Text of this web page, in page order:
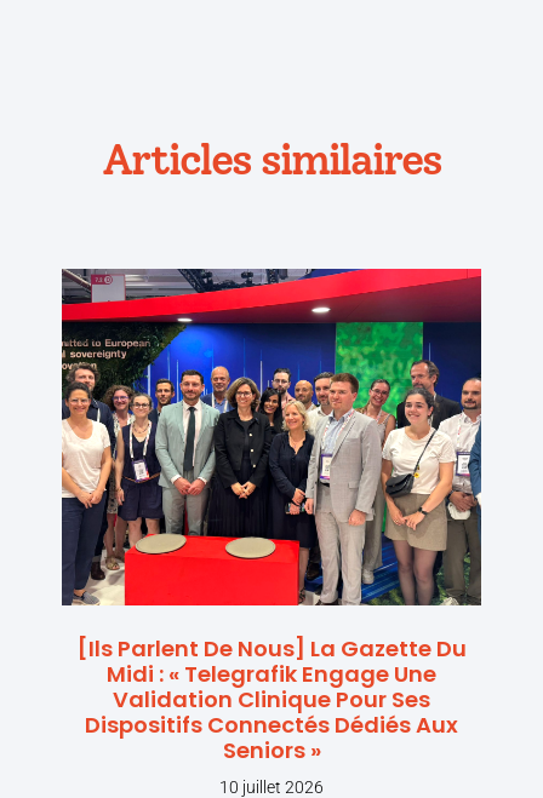
Articles similaires
[Ils Parlent De Nous] La Gazette Du
Midi : « Telegrafik Engage Une
Validation Clinique Pour Ses
Dispositifs Connectés Dédiés Aux
Seniors »
10 juillet 2026